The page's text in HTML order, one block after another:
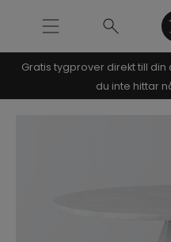
NOOMI x KRISTIN
Gratis tygprover direkt till
du inte hittar